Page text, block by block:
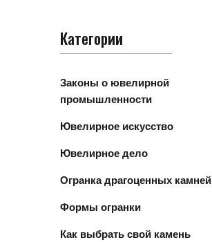
Категории
Законы о ювелирной
промышленности
Ювелирное искусство
Ювелирное дело
Огранка драгоценных камней
Формы огранки
Как выбрать свой камень